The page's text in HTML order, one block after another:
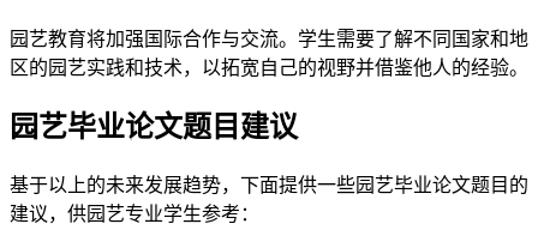
园艺教育将加强国际合作与交流。学生需要了解不同国家和地
区的园艺实践和技术，以拓宽自己的视野并借鉴他人的经验。
园艺毕业论文题目建议
基于以上的未来发展趋势，下面提供一些园艺毕业论文题目的
建议，供园艺专业学生参考：